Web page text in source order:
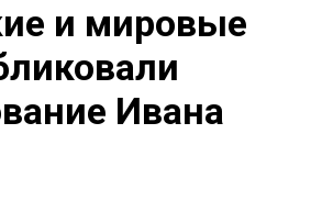
и мировые
Ивана